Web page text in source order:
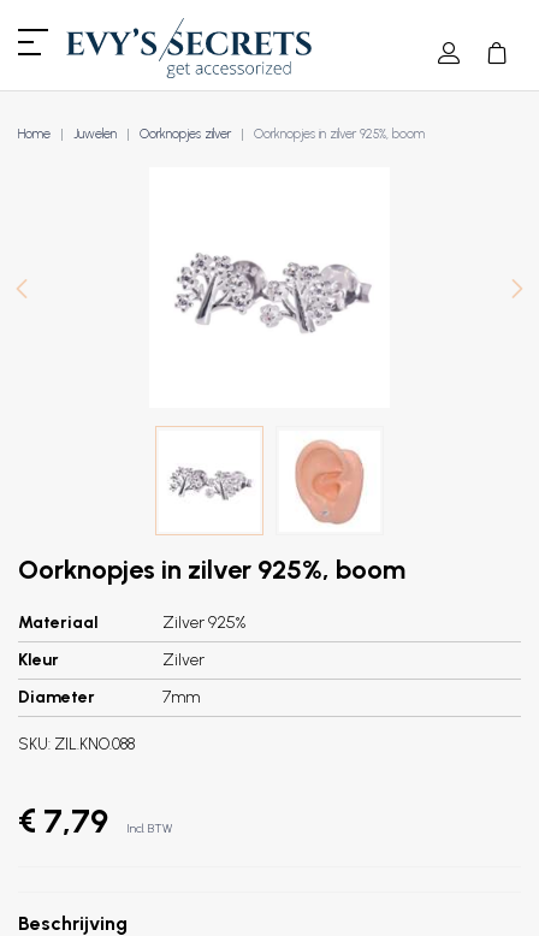
Home Juwelen Oorknopjes zilver Oorknopjes in zilver 925%, boom
Oorknopjes in zilver 925%, boom
Materiaal
Zilver 925%
Kleur
Zilver
Diameter
7mm
SKU: ZIL.KNO.088
€ 7,79 Incl. BTW
Beschrijving